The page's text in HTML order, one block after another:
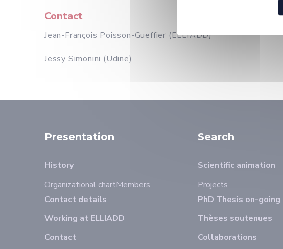
Contact
Jean-François Poisson-Gueffier (ELLIADD)
Jessy Simonini (Udine)
Presentation
History
Organizational chartMembers
Contact details
Working at ELLIADD
Contact
Search
Scientific animation
Projects
PhD Thesis on-going
Thèses soutenues
Collaborations